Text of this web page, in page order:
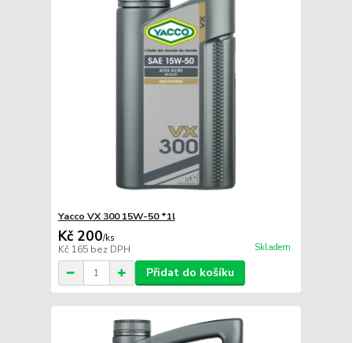
Yacco VX 300 15W-50 *1l
Kč 200/ks
Kč 165 bez DPH Skladem
Přidat do košíku